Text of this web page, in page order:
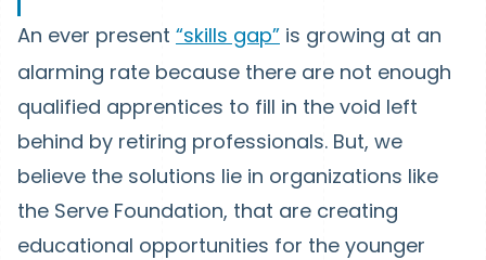
An ever present “skills gap” is growing at an
alarming rate because there are not enough
qualified apprentices to fill in the void left
behind by retiring professionals. But, we
believe the solutions lie in organizations like
the Serve Foundation, that are creating
educational opportunities for the younger